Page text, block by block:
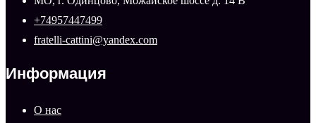
+74957447499
fratelli-cattini@yandex.com
Информация
О нас